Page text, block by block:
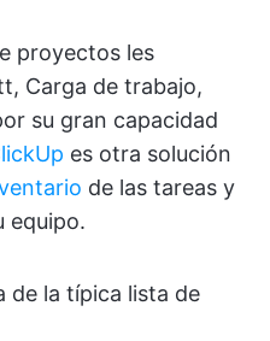
proyectos les
Carga de trabajo,
su gran capacidad
es otra solución
de las tareas y
equipo.
de la típica lista de